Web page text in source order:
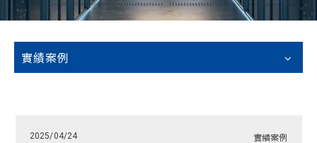
實績案例
2025/04/24 實績案例